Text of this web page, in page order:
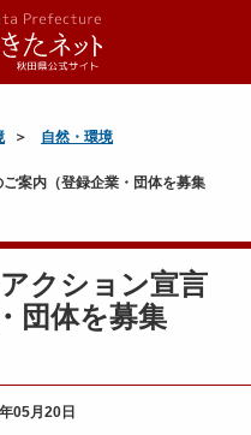
自然・環境
案内（登録企業・団体を募集
クション宣言
団体を募集
05月20日